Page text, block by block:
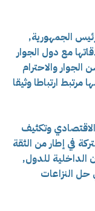
الجمهورية,
مع دول الجوار
والاحترام
مرتبط ارتباطا وثيقا
وتكثيف
في إطار من الثقة
الداخلية للدول,
النزاعات